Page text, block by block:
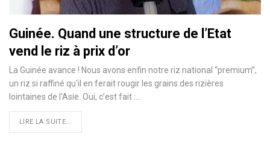
Guinée. Quand une structure de l’Etat
vend le riz à prix d’or
La Guinée avance ! Nous avons enfin notre riz national ‘‘premium’’,
un riz si raffiné qu'il en ferait rougir les grains des rizières
lointaines de l'Asie. Oui, c’est fait :…
LIRE LA SUITE...